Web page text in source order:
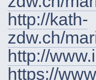
http://kath-
zdw.ch/
http://
https://